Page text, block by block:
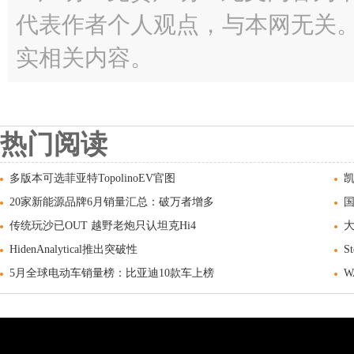
代表作者个人观点，与本网无关
实相关内容。
热门阅读
多版本可选菲亚特TopolinoEV官图
20家新能源品牌6月销量汇总：破万者增多
传统玩沙已OUT 越野老炮只认坦克Hi4
HidenAnalytical推出突破性
5月全球电动车销量榜：比亚迪10款车上榜